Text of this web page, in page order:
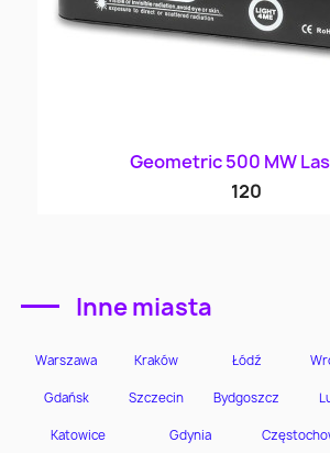
Geometric 500 MW
120
Inne miasta